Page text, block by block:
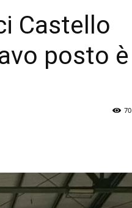
Castello
posto è
70